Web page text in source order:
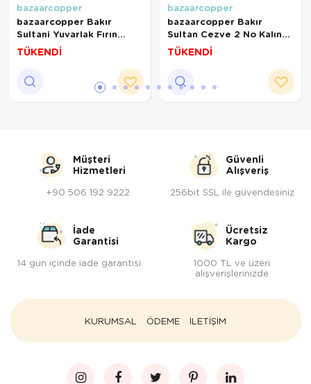
bazaarcopper
bazaarcopper Bakır
Sultani Yuvarlak Fırın
Tepsisi 30 Cm El Dövme
Kırmızı
TÜKENDİ
bazaarcopper
bazaarcopper Bakır
Sultan Cezve 2 No Kalın
Ahşap Kulp 3 Fincan
Makine Dövme Kırmızı
TÜKENDİ
Müşteri
Hizmetleri
+90 506 192 9222
Güvenli
Alışveriş
256bit SSL ile güvendesiniz
İade
Garantisi
14 gün içinde iade garantisi
Ücretsiz
Kargo
1000 TL ve üzeri
alışverişlerinizde
KURUMSAL ÖDEME İLETİŞİM